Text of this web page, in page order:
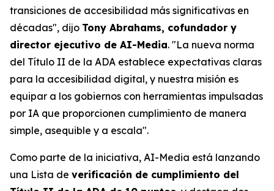
transiciones de accesibilidad más significativas en
décadas", dijo Tony Abrahams, cofundador y
director ejecutivo de AI-Media. "La nueva norma
del Título II de la ADA establece expectativas claras
para la accesibilidad digital, y nuestra misión es
equipar a los gobiernos con herramientas impulsadas
por IA que proporcionen cumplimiento de manera
simple, asequible y a escala".
Como parte de la iniciativa, AI-Media está lanzando
una Lista de verificación de cumplimiento del